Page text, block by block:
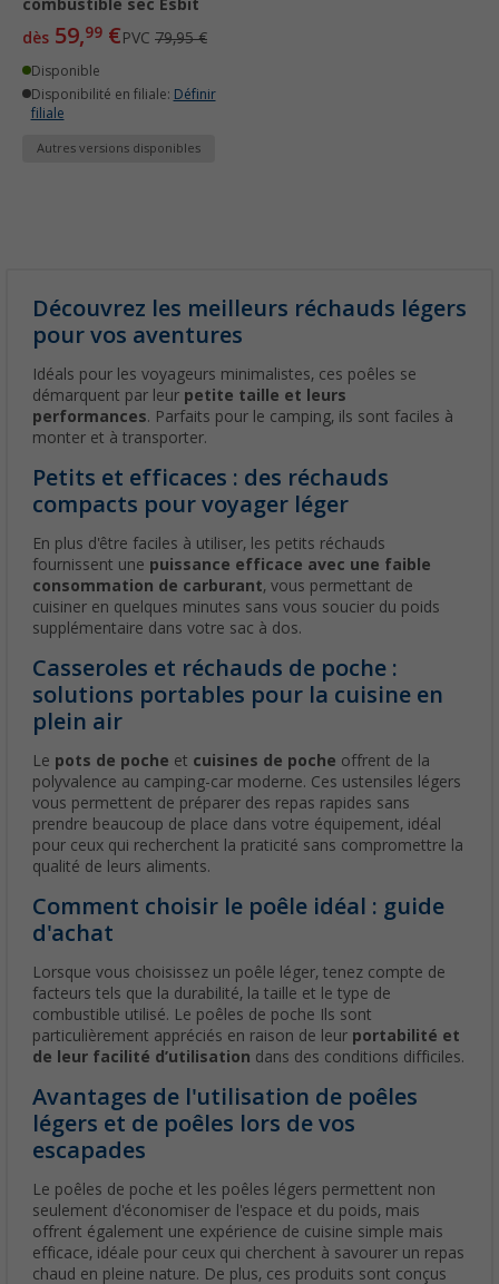
combustible sec Esbit
dès 59,99 €PVC 79,95 €
Disponible
Disponibilité en filiale: Définir
filiale
Autres versions disponibles
Découvrez les meilleurs réchauds légers
pour vos aventures
Idéals pour les voyageurs minimalistes, ces poêles se
démarquent par leur petite taille et leurs
performances. Parfaits pour le camping, ils sont faciles à
monter et à transporter.
Petits et efficaces : des réchauds
compacts pour voyager léger
En plus d'être faciles à utiliser, les petits réchauds
fournissent une puissance efficace avec une faible
consommation de carburant, vous permettant de
cuisiner en quelques minutes sans vous soucier du poids
supplémentaire dans votre sac à dos.
Casseroles et réchauds de poche :
solutions portables pour la cuisine en
plein air
Le pots de poche et cuisines de poche offrent de la
polyvalence au camping-car moderne. Ces ustensiles légers
vous permettent de préparer des repas rapides sans
prendre beaucoup de place dans votre équipement, idéal
pour ceux qui recherchent la praticité sans compromettre la
qualité de leurs aliments.
Comment choisir le poêle idéal : guide
d'achat
Lorsque vous choisissez un poêle léger, tenez compte de
facteurs tels que la durabilité, la taille et le type de
combustible utilisé. Le poêles de poche Ils sont
particulièrement appréciés en raison de leur portabilité et
de leur facilité d’utilisation dans des conditions difficiles.
Avantages de l'utilisation de poêles
légers et de poêles lors de vos
escapades
Le poêles de poche et les poêles légers permettent non
seulement d'économiser de l'espace et du poids, mais
offrent également une expérience de cuisine simple mais
efficace, idéale pour ceux qui cherchent à savourer un repas
chaud en pleine nature. De plus, ces produits sont conçus